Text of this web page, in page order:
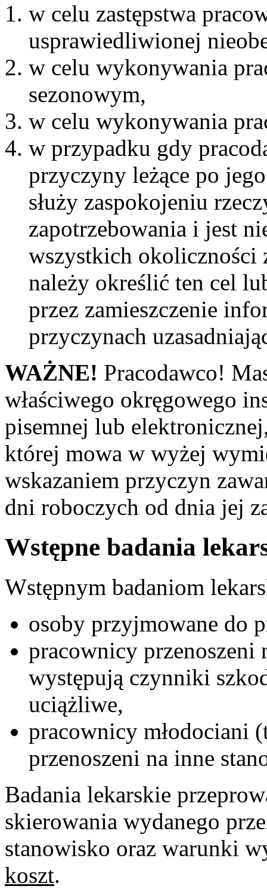
w celu zastępstwa
usprawiedliwionej
w celu wykonywania
sezonowym,
w celu wykonywania
w przypadku gdy
przyczyny leżące po
służy zaspokojeniu
zapotrzebowania i jest
wszystkich okoliczności
należy określić ten cel
przez zamieszczenie
przyczynach
WAŻNE! Pracodawco!
właściwego okręgowego
pisemnej lub
której mowa w wyżej
wskazaniem przyczyn
dni roboczych od dnia jej
Wstępne badania
Wstępnym badaniom
osoby przyjmowane do
pracownicy przenoszeni
występują czynniki
uciążliwe,
pracownicy młodociani
przenoszeni na inne
Badania lekarskie
skierowania wydanego
stanowisko oraz warunki
koszt.